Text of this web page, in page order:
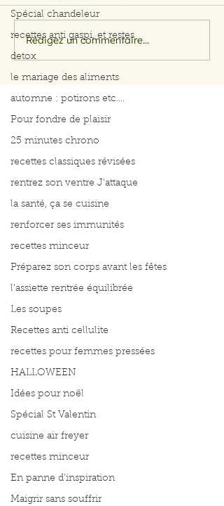
Spécial chandeleur
recettes anti gaspi, et restes
detox
le mariage des aliments
automne : potirons etc....
Pour fondre de plaisir
25 minutes chrono
recettes classiques révisées
rentrez son ventre J'attaque
la santé, ça se cuisine
renforcer ses immunités
recettes minceur
Préparez son corps avant les fêtes
l'assiette rentrée équilibrée
Les soupes
Recettes anti cellulite
recettes pour femmes pressées
HALLOWEEN
Idées pour noël
Spécial St Valentin
cuisine air freyer
recettes minceur
En panne d'inspiration
Maigrir sans souffrir
Salade rapide d’avocat,
pomme et crevettes
Rédigez un commentaire...